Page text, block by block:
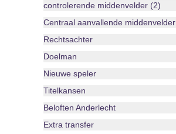
controlerende middenvelder (2)
Centraal aanvallende middenvelder
Rechtsachter
Doelman
Nieuwe speler
Titelkansen
Beloften Anderlecht
Extra transfer